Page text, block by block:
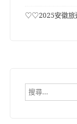
♡♡2025安徽旅
搜